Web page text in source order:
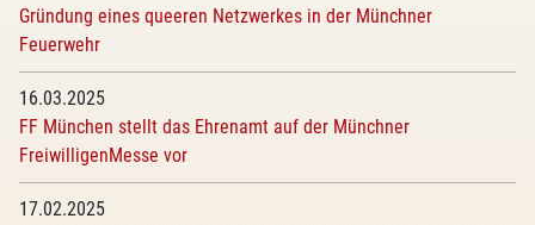
Gründung eines queeren Netzwerkes in der Münchner
Feuerwehr
16.03.2025
FF München stellt das Ehrenamt auf der Münchner
FreiwilligenMesse vor
17.02.2025